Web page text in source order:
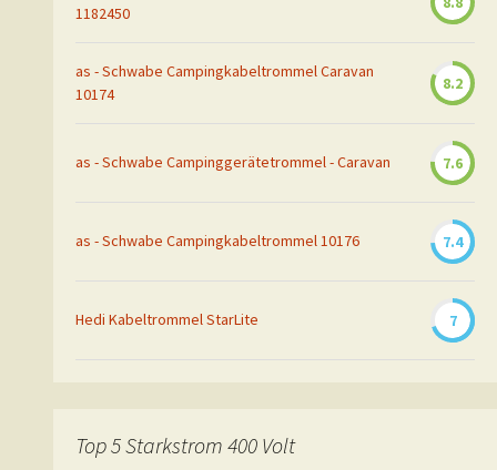
1182450
as - Schwabe Campingkabeltrommel Caravan
10174
8.2
as - Schwabe Campinggerätetrommel - Caravan 7.6
as - Schwabe Campingkabeltrommel 10176 7.4
Hedi Kabeltrommel StarLite 7
Top 5 Starkstrom 400 Volt